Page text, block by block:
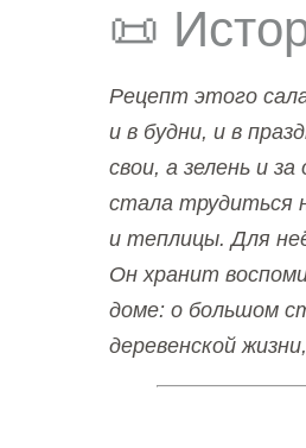
📜
Рецепт этого
и в будни, и в
свои, а зелень и
стала трудиться
и теплицы. Для
Он хранит
доме: о большом
деревенской